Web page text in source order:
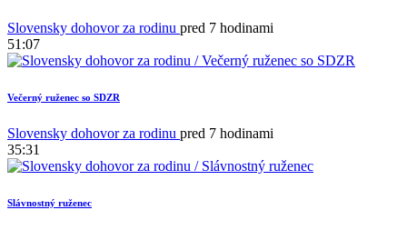
Slovensky dohovor za rodinu pred 7 hodinami
51:07
Večerný ruženec so SDZR
Slovensky dohovor za rodinu pred 7 hodinami
35:31
Slávnostný ruženec